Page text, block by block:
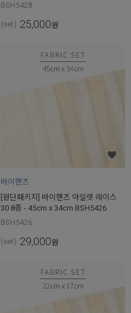
BSH5428
(set) 25,000원
바이핸즈
[원단패키지] 바이핸즈 아일렛 레이스
30 8종 - 45cm x 34cm BSH5426
BSH5426
(set) 29,000원